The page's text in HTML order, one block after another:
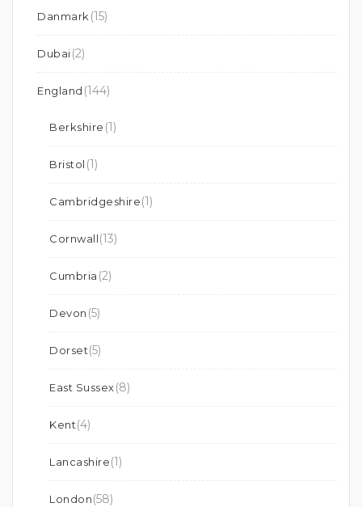
Danmark (15)
Dubai(2)
England (144)
Berkshire (1)
Bristol (1)
Cambridgeshire(1)
Cornwall(13)
Cumbria (2)
Devon (5)
Dorset(5)
East Sussex(8)
Kent(4)
Lancashire(1)
London(58)